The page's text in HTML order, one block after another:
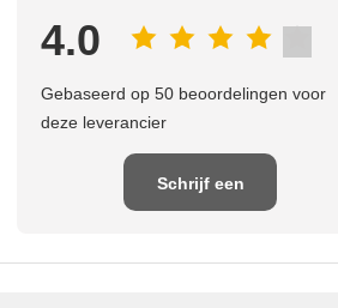
4.0
Gebaseerd op 50 beoordelingen voor
deze leverancier
Schrijf een